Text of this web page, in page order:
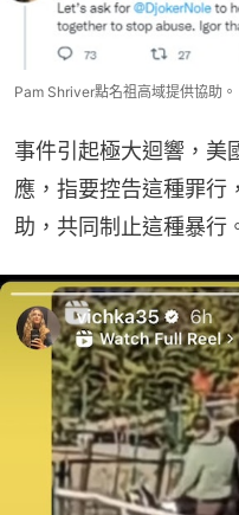
Pam Shriver點名祖高域提供協助。
事件引起極大迴響，美
應，指要控告這種罪行
助，共同制止這種暴行